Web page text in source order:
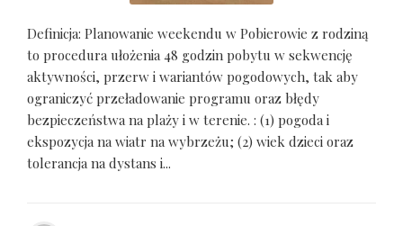
Definicja: Planowanie weekendu w Pobierowie z rodziną
to procedura ułożenia 48 godzin pobytu w sekwencję
aktywności, przerw i wariantów pogodowych, tak aby
ograniczyć przeładowanie programu oraz błędy
bezpieczeństwa na plaży i w terenie. : (1) pogoda i
ekspozycja na wiatr na wybrzeżu; (2) wiek dzieci oraz
tolerancja na dystans i...